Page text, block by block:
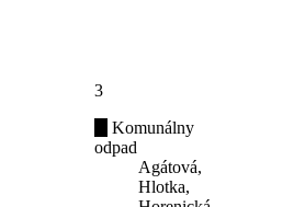
3
Komunálny
odpad
Agátová,
Hlotka,